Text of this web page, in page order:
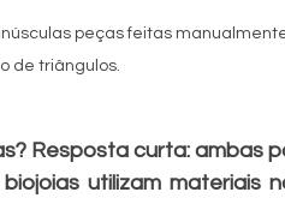
peças feitas
de triângulos.
Resposta curta: ambas
utilizam materiais